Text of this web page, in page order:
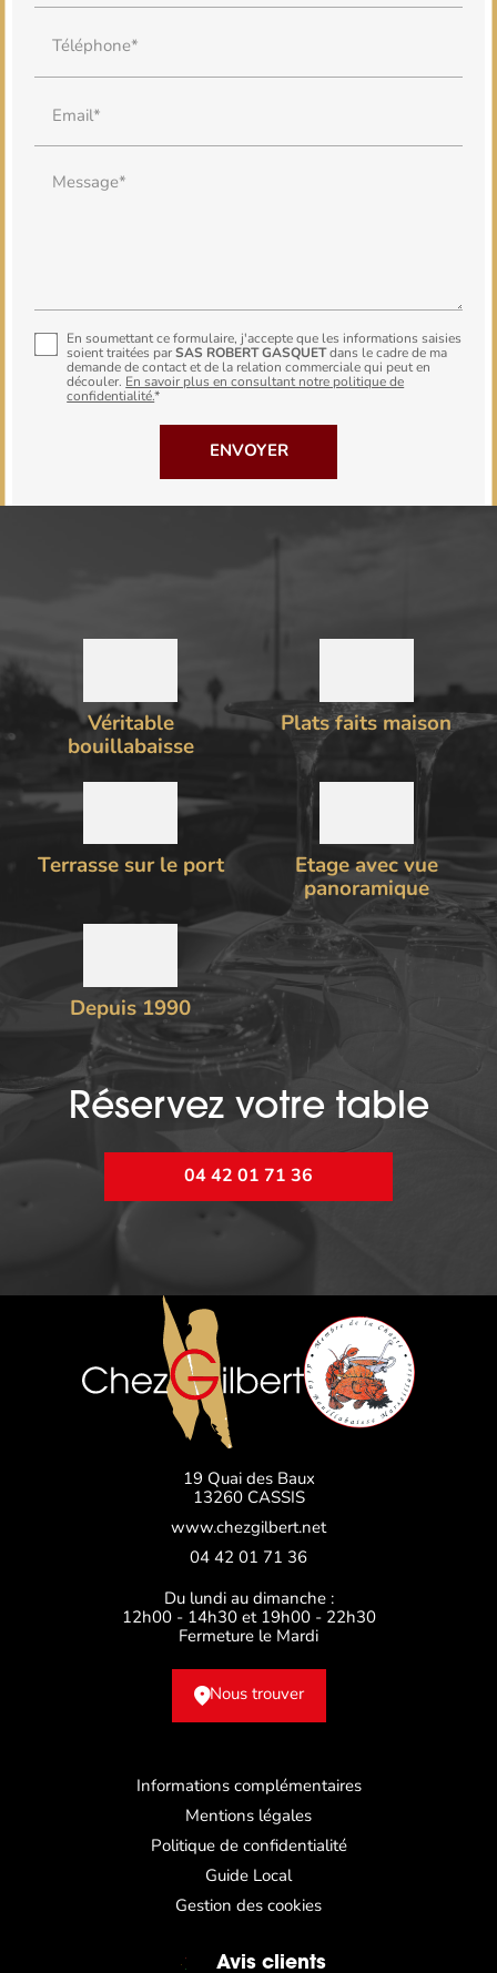
Téléphone*
Email*
Message*
En soumettant ce formulaire, j'accepte que les informations saisies
soient traitées parSAS ROBERT GASQUET
dans le cadre de ma
demande de contact et de la relation commerciale qui peut en
découler. En savoir plus en consultant notre politique de
confidentialité.*
Véritable
bouillabaisse
Plats faits maison
Terrasse sur le port
Etage avec vue
panoramique
Depuis 1990
Réservez votre table
04 42 01 71 36
19 Quai des Baux
13260 CASSIS
www.chezgilbert.net
04 42 01 71 36
Du lundi au dimanche :
12h00 - 14h30 et 19h00 - 22h30
Fermeture le Mardi
Nous trouver
Informations complémentaires
Mentions légales
Politique de confidentialité
Guide Local
Gestion des cookies
Avis clients